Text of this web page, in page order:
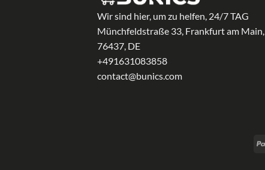
Wir sind hier, um zu helfen, 24/7 TAG
Münchfeldstraße 33, Frankfurt am Main,
76437, DE
+491631083858
contact@bunics.com